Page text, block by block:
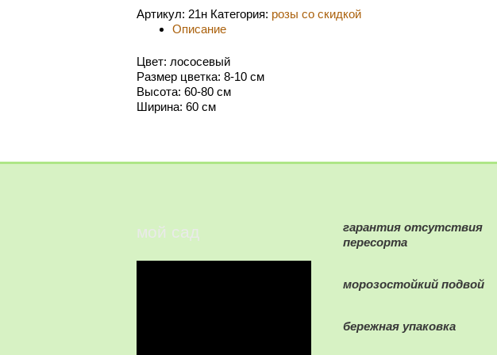
Артикул: 21н Категория: розы со скидкой
Описание
Цвет: лососевый
Размер цветка: 8-10 см
Высота: 60-80 см
Ширина: 60 см
мой сад
гарантия отсутствия
пересорта
морозостойкий подвой
бережная упаковка